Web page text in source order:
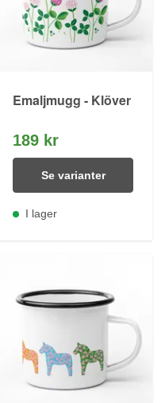
Emaljmugg - Klöver
189 kr
Se varianter
I lager